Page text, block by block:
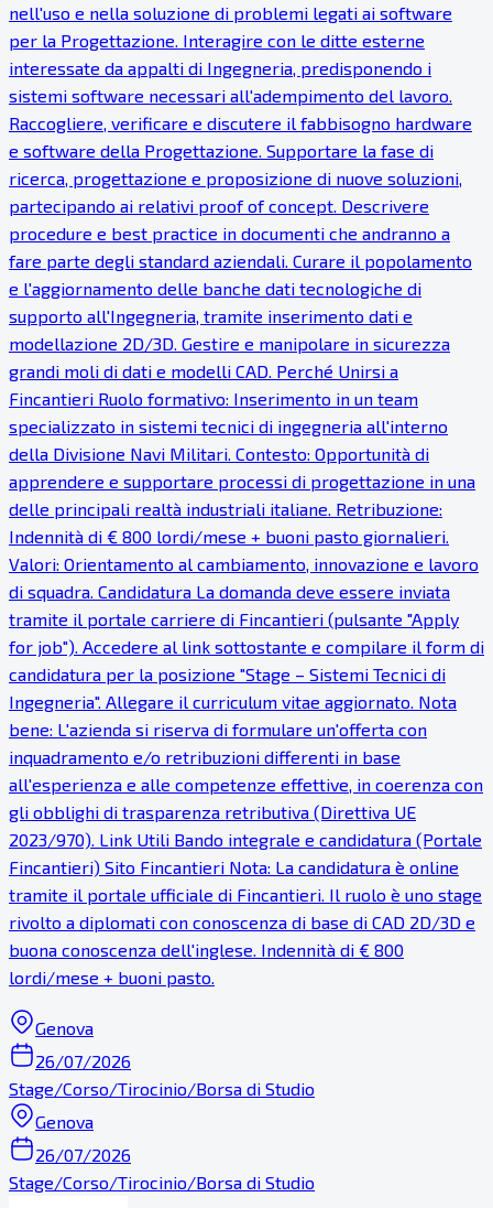
nell'uso e nella soluzione di problemi legati ai software
per la Progettazione. Interagire con le ditte esterne
interessate da appalti di Ingegneria, predisponendo i
sistemi software necessari all'adempimento del lavoro.
Raccogliere, verificare e discutere il fabbisogno hardware
e software della Progettazione. Supportare la fase di
ricerca, progettazione e proposizione di nuove soluzioni,
partecipando ai relativi proof of concept. Descrivere
procedure e best practice in documenti che andranno a
fare parte degli standard aziendali. Curare il popolamento
e l'aggiornamento delle banche dati tecnologiche di
supporto all'Ingegneria, tramite inserimento dati e
modellazione 2D/3D. Gestire e manipolare in sicurezza
grandi moli di dati e modelli CAD. Perché Unirsi a
Fincantieri Ruolo formativo: Inserimento in un team
specializzato in sistemi tecnici di ingegneria all'interno
della Divisione Navi Militari. Contesto: Opportunità di
apprendere e supportare processi di progettazione in una
delle principali realtà industriali italiane. Retribuzione:
Indennità di € 800 lordi/mese + buoni pasto giornalieri.
Valori: Orientamento al cambiamento, innovazione e lavoro
di squadra. Candidatura La domanda deve essere inviata
tramite il portale carriere di Fincantieri (pulsante "Apply
for job"). Accedere al link sottostante e compilare il form di
candidatura per la posizione "Stage – Sistemi Tecnici di
Ingegneria". Allegare il curriculum vitae aggiornato. Nota
bene: L'azienda si riserva di formulare un'offerta con
inquadramento e/o retribuzioni differenti in base
all'esperienza e alle competenze effettive, in coerenza con
gli obblighi di trasparenza retributiva (Direttiva UE
2023/970). Link Utili Bando integrale e candidatura (Portale
Fincantieri) Sito Fincantieri Nota: La candidatura è online
tramite il portale ufficiale di Fincantieri. Il ruolo è uno stage
rivolto a diplomati con conoscenza di base di CAD 2D/3D e
buona conoscenza dell'inglese. Indennità di € 800
lordi/mese + buoni pasto.
Genova
26/07/2026
Stage/Corso/Tirocinio/Borsa di Studio
Genova
26/07/2026
Stage/Corso/Tirocinio/Borsa di Studio